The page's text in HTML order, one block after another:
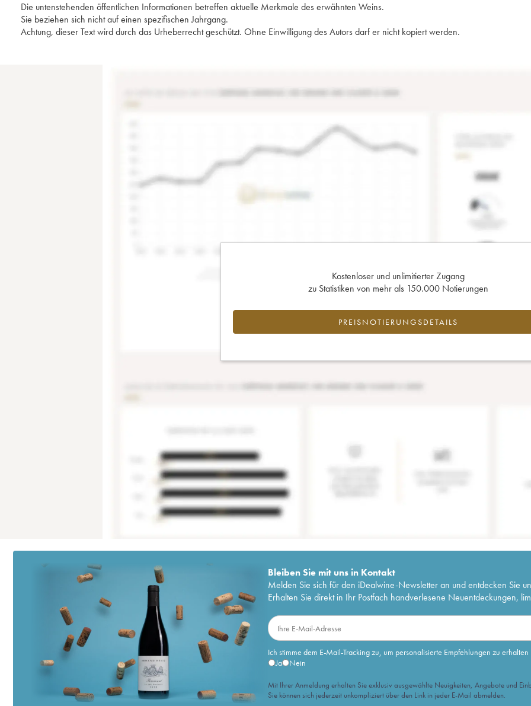
Die untenstehenden öffentlichen Informationen betreffen aktuelle Merkmale des erwähnten Weins.
Sie beziehen sich nicht auf einen spezifischen Jahrgang.
Achtung, dieser Text wird durch das Urheberrecht geschützt. Ohne Einwilligung des Autors darf er nicht kopiert werden.
Kostenloser und unlimitierter Zugang
zu Statistiken von mehr als 150.000 Notierungen
PREISNOTIERUNGSDETAILS
Bleiben Sie mit uns in Kontakt
Melden Sie sich für den iDealwine-Newsletter an und entdecken Sie
Erhalten Sie direkt in Ihr Postfach handverlesene Neuentdeckungen,
Ich stimme dem E-Mail-Tracking zu, um personalisierte Empfehlungen zu erhalten
Ja
Nein
Mit Ihrer Anmeldung erhalten Sie exklusiv ausgewählte Neuigkeiten, Angebote und
Sie können sich jederzeit unkompliziert über den Link in jeder E-Mail abmelden.